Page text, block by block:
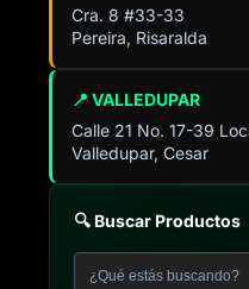
📍 VALLEDUPAR
Calle 21 No. 17-39
Valledupar, Cesar
Cra. 8 #33-33
Pereira, Risaralda
🔍 Buscar Productos